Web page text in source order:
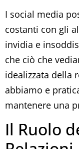
I social media
costanti con gli
invidia e
che ciò che
idealizzata della
abbiamo e
mantenere una
Il Ruolo